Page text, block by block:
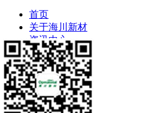
首页
关于海川新材
资讯中心
产品应用
研发体系
客服中心
人力资源
联系我们